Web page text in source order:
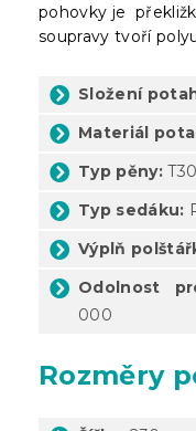
pohovky je
soupravy tvoří
Složení
Materiál
Typ pěny:
Typ sedáku:
Výplň
Odolnost
000
Rozměry